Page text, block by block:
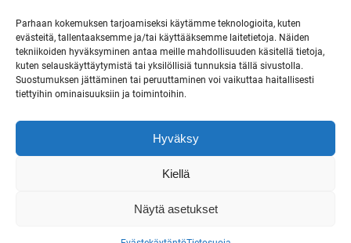
Parhaan kokemuksen tarjoamiseksi käytämme teknologioita, kuten
evästeitä, tallentaaksemme ja/tai käyttääksemme laitetietoja. Näiden
tekniikoiden hyväksyminen antaa meille mahdollisuuden käsitellä tietoja,
kuten selauskäyttäytymistä tai yksilöllisiä tunnuksia tällä sivustolla.
Suostumuksen jättäminen tai peruuttaminen voi vaikuttaa haitallisesti
tiettyihin ominaisuuksiin ja toimintoihin.
Hyväksy
Kiellä
Näytä asetukset
Ruskon yhteystiedot
Virka-ajan ulkopuolella